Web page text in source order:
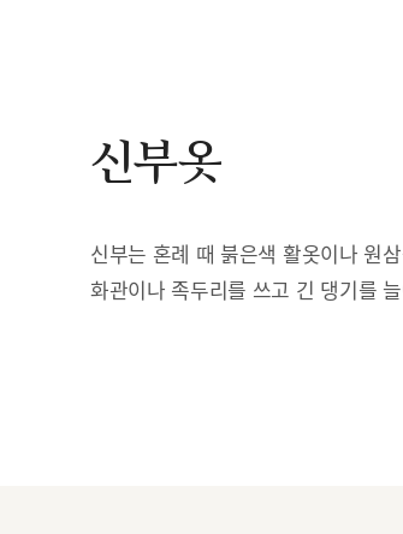
신부옷
신부는 혼례 때 붉은색 활옷이나 원
화관이나 족두리를 쓰고 긴 댕기를